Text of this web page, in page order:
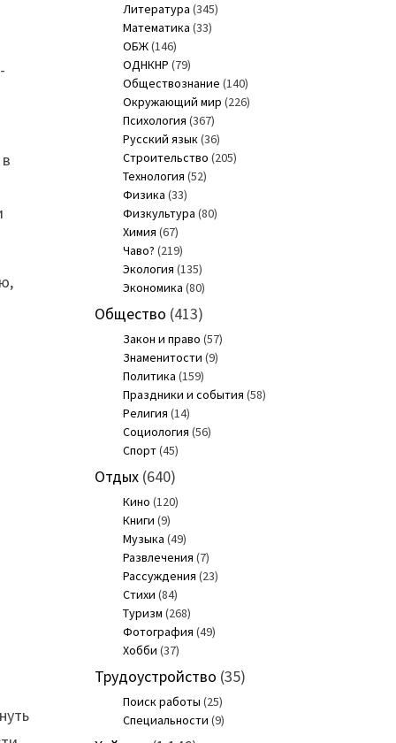
Литература (345)
Математика (33)
ОБЖ(146)
ОДНКНР (79)
Обществознание (140)
Окружающий мир (226)
Психология (367)
Русский язык(36)
Строительство (205)
Технология (52)
Физика (33)
Физкультура (80)
Химия (67)
Чаво? (219)
Экология (135)
Экономика (80)
Общество (413)
Закон и право (57)
Знаменитости (9)
Политика (159)
Праздники и события (58)
Религия (14)
Социология (56)
Спорт(45)
Отдых(640)
Кино (120)
Книги (9)
Музыка (49)
Развлечения (7)
Рассуждения (23)
Стихи (84)
Туризм (268)
Фотография (49)
Хобби (37)
Трудоустройство (35)
Поиск работы (25)
Специальности (9)